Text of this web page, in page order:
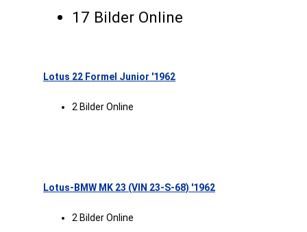
17 Bilder Online
Lotus 22 Formel Junior '1962
2 Bilder Online
Lotus-BMW MK 23 (VIN 23-S-68) '1962
2 Bilder Online